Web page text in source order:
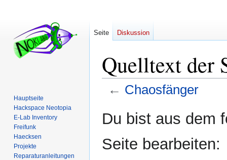
Quelltext der
← Chaosfänger
Navigation
Suche
Du bist aus dem
Seite bearbeiten:
Seite Diskussion
Hauptseite
Hackspace Neotopia
E-Lab Inventory
Freifunk
Haecksen
Projekte
Reparaturanleitungen